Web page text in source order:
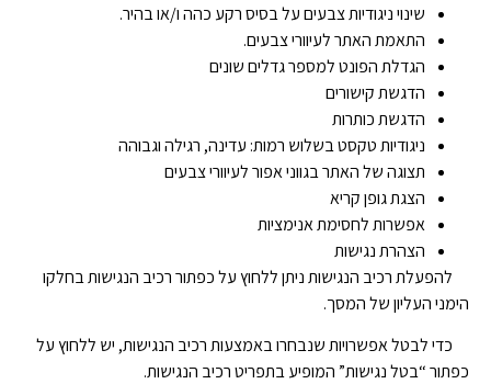
שינוי ניגודיות צבעים על בסיס רקע כהה ו/או בהיר.
התאמת האתר לעיוורי צבעים.
הגדלת הפונט למספר גדלים שונים
הדגשת קישורים
הדגשת כותרות
ניגודיות טקסט בשלוש רמות: עדינה, רגילה וגבוהה
תצוגה של האתר בגווני אפור לעיוורי צבעים
הצגת גופן קריא
אפשרות לחסימת אנימציות
הצהרת נגישות
להפעלת רכיב הנגישות ניתן ללחוץ על כפתור רכיב הנגישות בחלקו
הימני העליון של המסך.
כדי לבטל אפשרויות שנבחרו באמצעות רכיב הנגישות, יש ללחוץ על
כפתור “בטל נגישות” המופיע בתפריט רכיב הנגישות.